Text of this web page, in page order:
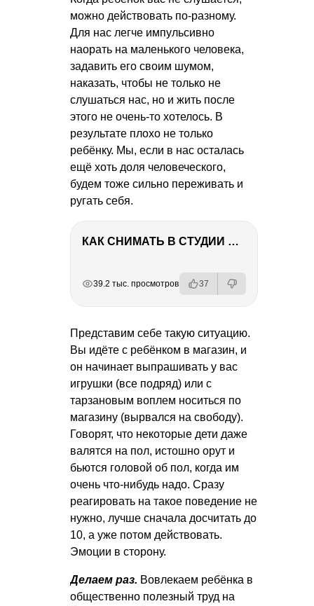
можно действовать по-разному.
Для нас легче импульсивно
наорать на маленького человека,
задавить его своим шумом,
наказать, чтобы не только не
слушаться нас, но и жить после
этого не очень-то хотелось. В
результате плохо не только
ребёнку. Мы, если в нас осталась
ещё хоть доля человеческого,
будем тоже сильно переживать и
ругать себя.
КАК СНИМАТЬ В СТУДИИ СО ВСПЫШКАМИ
39.2 тыс. просмотров 37
Представим себе такую ситуацию.
Вы идёте с ребёнком в магазин, и
он начинает выпрашивать у вас
игрушки (все подряд) или с
тарзановым воплем носиться по
магазину (вырвался на свободу).
Говорят, что некоторые дети даже
валятся на пол, истошно орут и
бьются головой об пол, когда им
очень что-нибудь надо. Сразу
реагировать на такое поведение не
нужно, лучше сначала досчитать до
10, а уже потом действовать.
Эмоции в сторону.
Делаем раз. Вовлекаем ребёнка в
общественно полезный труд на